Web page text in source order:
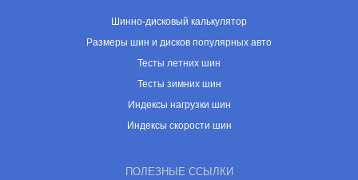
Шинно-дисковый калькулятор
Размеры шин и дисков популярных авто
Тесты летних шин
Тесты зимних шин
Индексы нагрузки шин
Индексы скорости шин
ПОЛЕЗНЫЕ ССЫЛКИ